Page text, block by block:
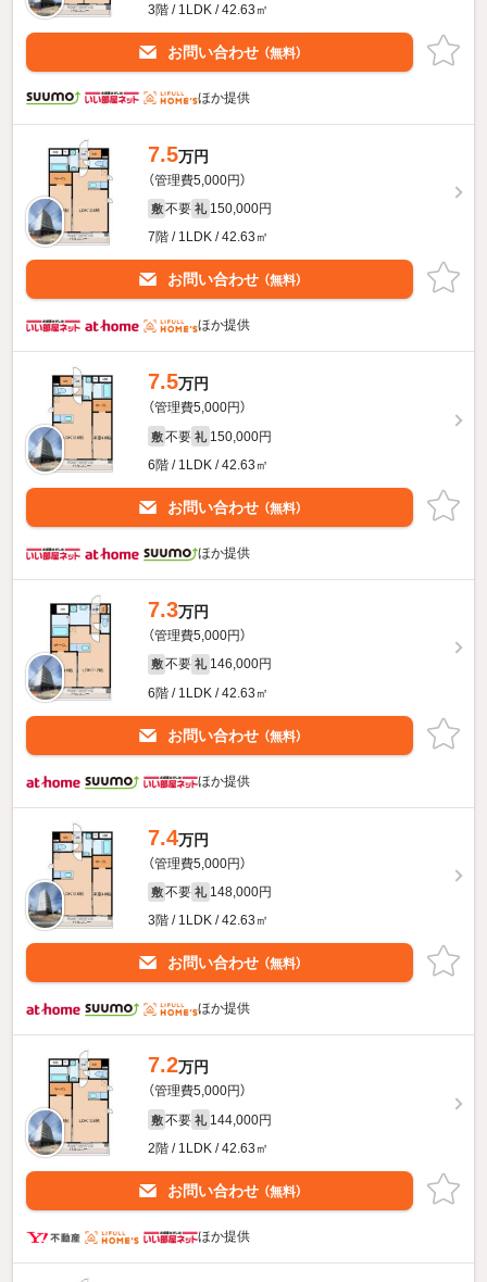
3階 / 1LDK / 42.63㎡
お問い合わせ （無料）
ほか提供
7.5万円
（管理費5,000円）
敷 不要 礼 150,000円
7階 / 1LDK / 42.63㎡
お問い合わせ （無料）
ほか提供
7.5万円
（管理費5,000円）
敷 不要 礼 150,000円
6階 / 1LDK / 42.63㎡
お問い合わせ （無料）
ほか提供
7.3万円
（管理費5,000円）
敷 不要 礼 146,000円
6階 / 1LDK / 42.63㎡
お問い合わせ （無料）
ほか提供
7.4万円
（管理費5,000円）
敷 不要 礼 148,000円
3階 / 1LDK / 42.63㎡
お問い合わせ （無料）
ほか提供
7.2万円
（管理費5,000円）
敷 不要 礼 144,000円
2階 / 1LDK / 42.63㎡
お問い合わせ （無料）
ほか提供